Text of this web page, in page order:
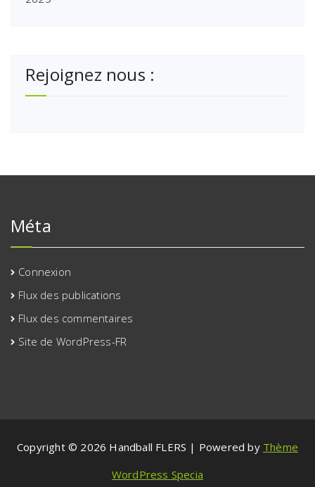
Rejoignez nous :
Méta
Connexion
Flux des publications
Flux des commentaires
Site de WordPress-FR
Copyright © 2026 Handball FLERS | Powered by Thème
WordPress Specia